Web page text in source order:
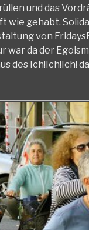
und das
wie gehabt.
von
war da der
des Ich!Ich!Ich!